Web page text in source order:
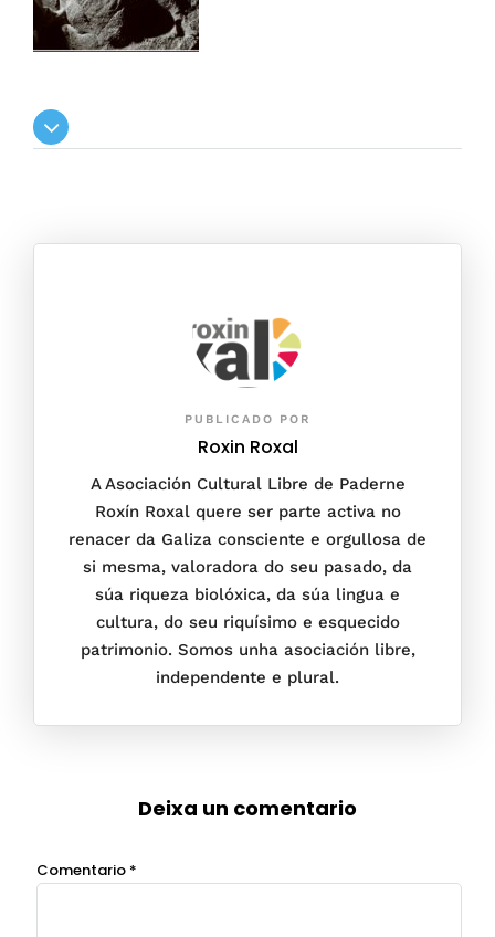
PUBLICADO POR
Roxin Roxal
A Asociación Cultural Libre de Paderne
Roxín Roxal quere ser parte activa no
renacer da Galiza consciente e orgullosa de
si mesma, valoradora do seu pasado, da
súa riqueza biolóxica, da súa lingua e
cultura, do seu riquísimo e esquecido
patrimonio. Somos unha asociación libre,
independente e plural.
Deixa un comentario
Comentario *